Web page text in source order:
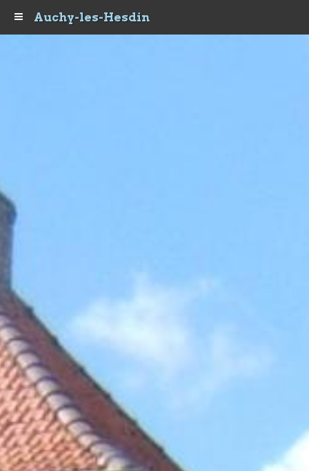
Auchy-les-Hesdin